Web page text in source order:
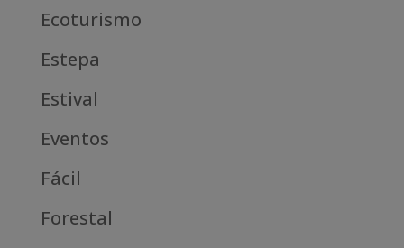
Ecoturismo
Estepa
Estival
Eventos
Fácil
Forestal